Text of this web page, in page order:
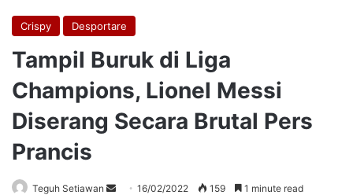
Crispy Desportare
Tampil Buruk di Liga
Champions, Lionel Messi
Diserang Secara Brutal Pers
Prancis
Teguh Setiawan
Send16/02/2022 159 1 minute read